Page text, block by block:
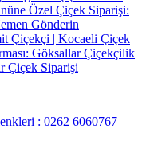
Özel Çiçek Siparişi:
Gönderin
Çiçekçi | Kocaeli Çiçek
Göksallar Çiçekçilik
Çiçek Siparişi
: 0262 6060767